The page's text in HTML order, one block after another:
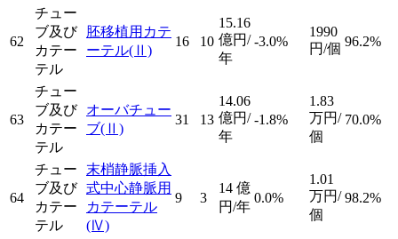
62
チュー
ブ及び
カテー
テル
胚移植用カテ
ーテル(Ⅱ)
16 10
15.16
億円/
年
-3.0%
1990
円/個 96.2%
63
チュー
ブ及び
カテー
テル
オーバチュー
ブ(Ⅱ)
31 13
14.06
億円/
年
-1.8%
1.83
万円/
個
70.0%
64
チュー
ブ及び
カテー
テル
末梢静脈挿入
式中心静脈用
カテーテル
(Ⅳ)
9 3
14 億
円/年
0.0%
1.01
万円/
個
98.2%